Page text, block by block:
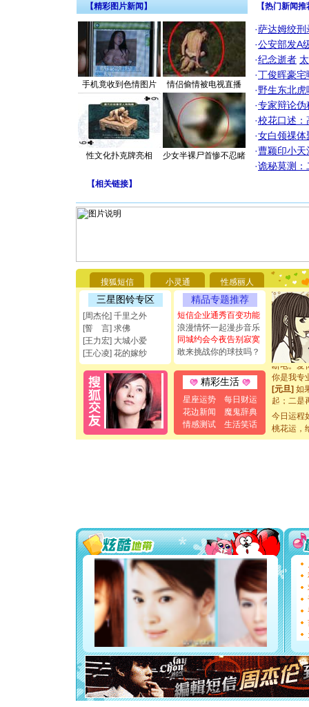
【精彩图片新闻】
手机竟收到色情图片 情侣偷情被电视直播
性文化扑克牌亮相 少女半裸尸首惨不忍睹
【热门新闻
·萨达姆绞刑
·公安部发A
·纪念逝者
·丁俊晖豪
·野生东北
·专家辩论伪
·校花口述：
·女白领祼体
·曹颖印小天
·诡秘莫测：
【相关链接】
搜狐短信 小灵通 性感丽人
三星图铃专区
[周杰伦] 千里之外
[誓 言] 求佛
[王力宏] 大城小爱
[王心凌] 花的嫁纱
精品专题推荐
短信企业通秀百变功能
浪漫情怀一起漫步音乐
同城约会今夜告别寂寞
敢来挑战你的球技吗？
精彩生活
星座运势
每日财运
花边新闻
魔鬼辞典
情感测试
生活笑话
你太多，
要平安
[圣诞节]
能正大光
都要快乐
[圣诞节]
如意,快
[元旦]看
断电。爱
你是我专
[元旦]如
起；二是
[元旦]当
泣，这痛
你太多，
要平安
[圣诞节]
能正大
都要快乐
[圣诞节]
如意,快
[元旦]
看
断电。
你是我
[元旦]如
起；二是
离。水晶
[元旦]当
泣，这痛
今日运程
桃花运，